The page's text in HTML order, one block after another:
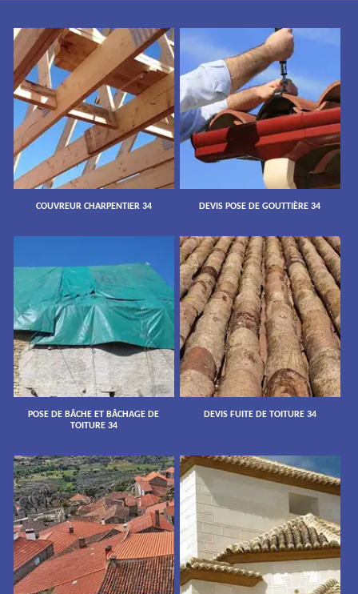
COUVREUR CHARPENTIER 34 DEVIS POSE DE GOUTTIÈRE 34
POSE DE BÂCHE ET BÂCHAGE DE
TOITURE 34
DEVIS FUITE DE TOITURE 34